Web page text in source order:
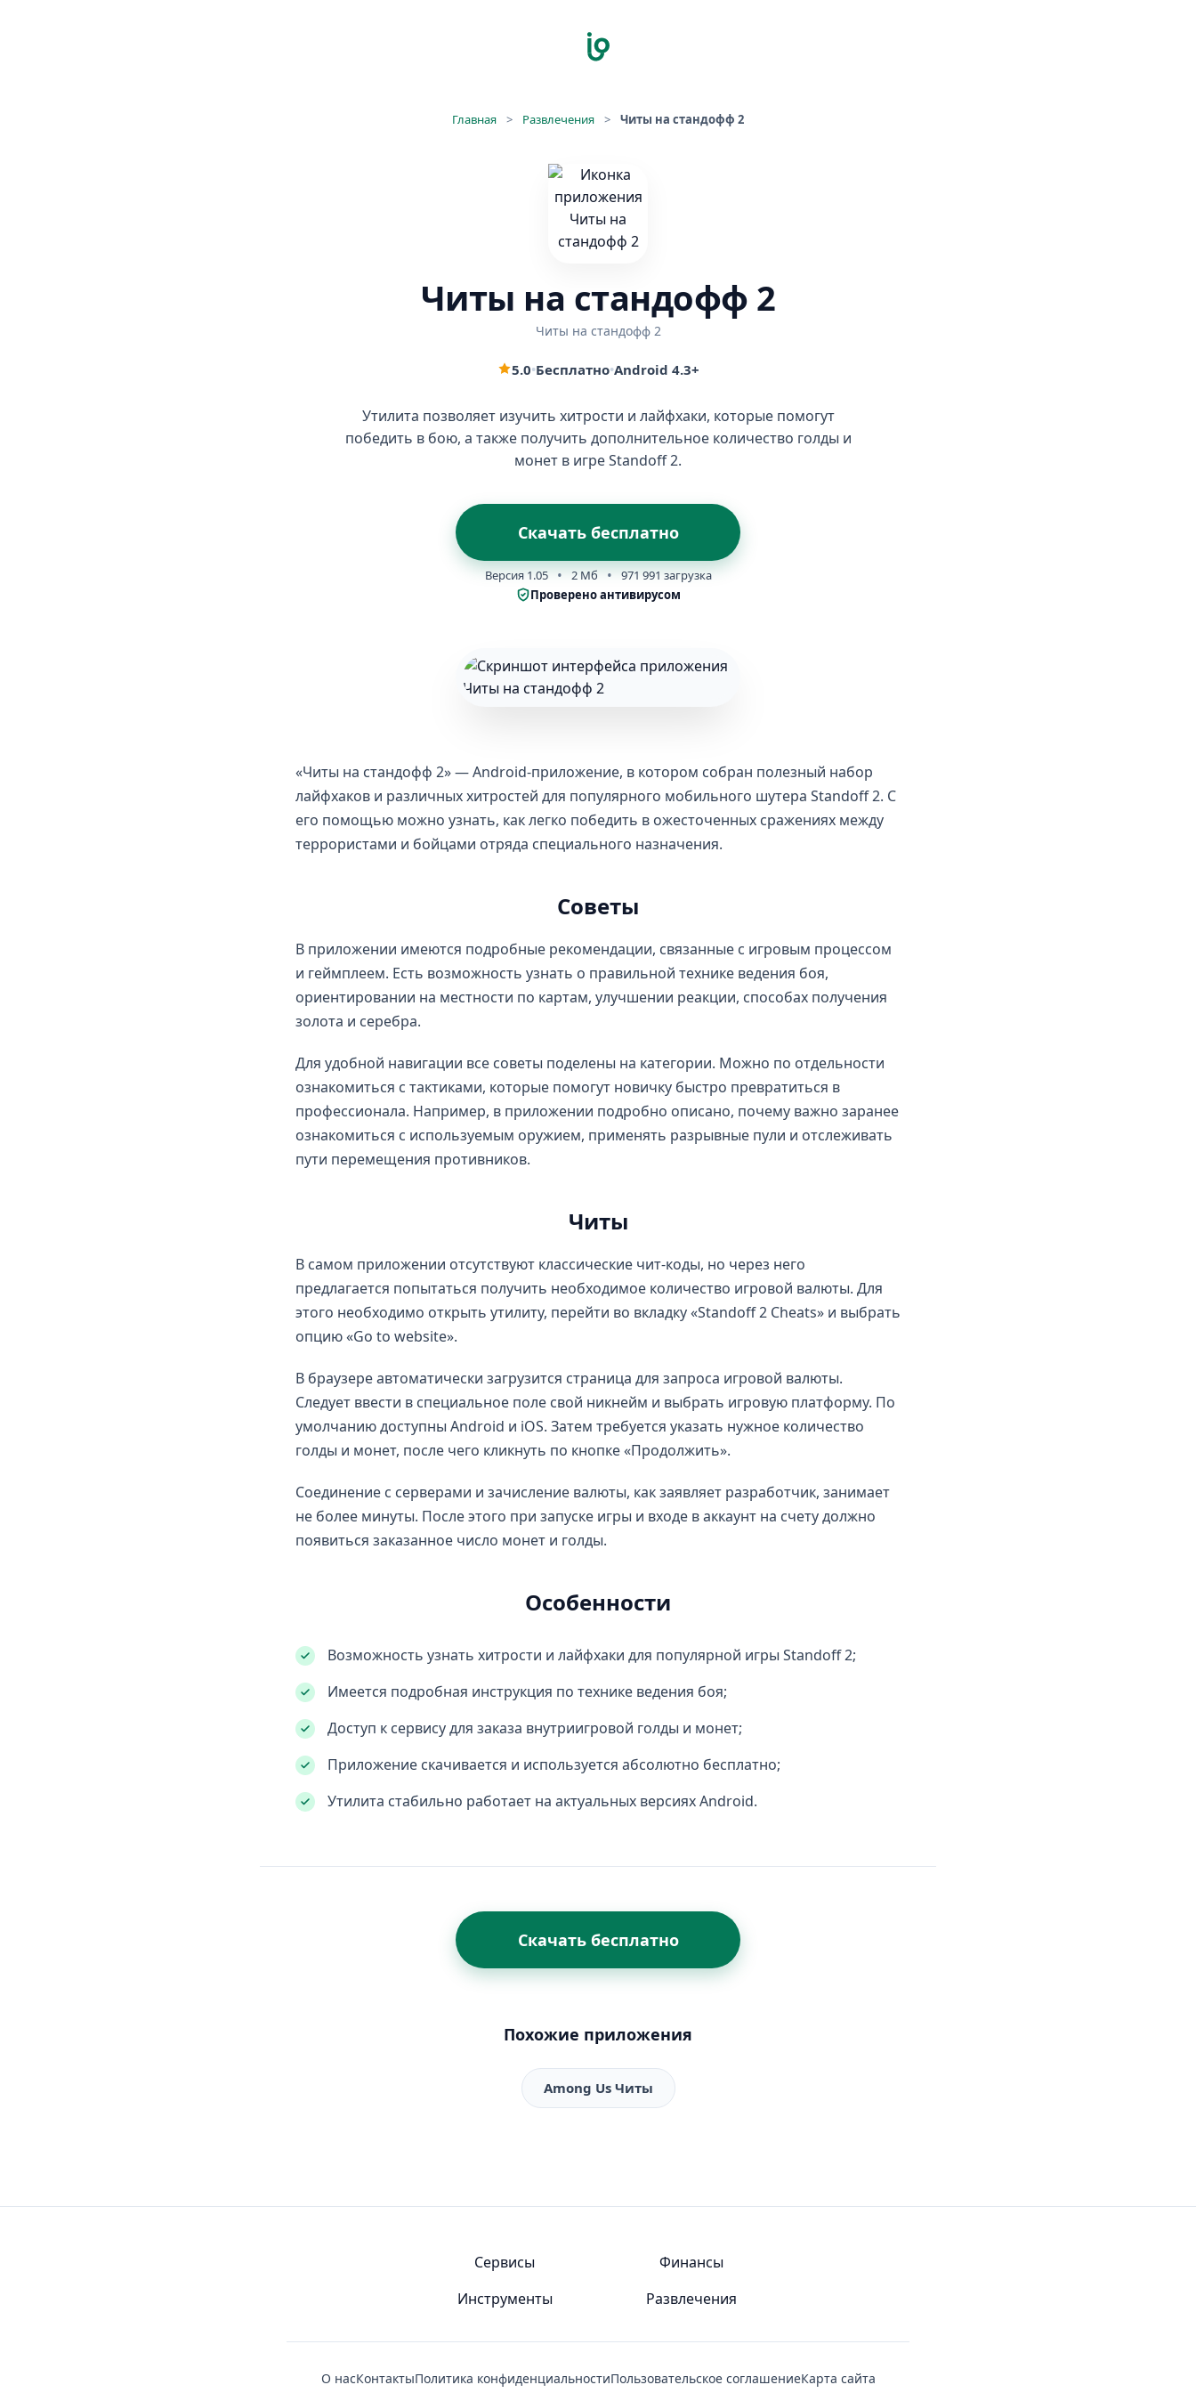
Главная > Развлечения > Читы на стандофф 2
Читы на стандофф 2
Читы на стандофф 2
5.0•Бесплатно•Android 4.3+
Утилита позволяет изучить хитрости и лайфхаки, которые помогут
победить в бою, а также получить дополнительное количество голды и
монет в игре Standoff 2.
Скачать бесплатно
Версия 1.05 2 Мб
971 991 загрузка
Проверено антивирусом
«Читы на стандофф 2» — Android-приложение, в котором собран полезный набор
лайфхаков и различных хитростей для популярного мобильного шутера Standoff 2. С
его помощью можно узнать, как легко победить в ожесточенных сражениях между
террористами и бойцами отряда специального назначения.
Советы
В приложении имеются подробные рекомендации, связанные с игровым процессом
и геймплеем. Есть возможность узнать о правильной технике ведения боя,
ориентировании на местности по картам, улучшении реакции, способах получения
золота и серебра.
Для удобной навигации все советы поделены на категории. Можно по отдельности
ознакомиться с тактиками, которые помогут новичку быстро превратиться в
профессионала. Например, в приложении подробно описано, почему важно заранее
ознакомиться с используемым оружием, применять разрывные пули и отслеживать
пути перемещения противников.
Читы
В самом приложении отсутствуют классические чит-коды, но через него
предлагается попытаться получить необходимое количество игровой валюты. Для
этого необходимо открыть утилиту, перейти во вкладку «Standoff 2 Cheats» и выбрать
опцию «Go to website».
В браузере автоматически загрузится страница для запроса игровой валюты.
Следует ввести в специальное поле свой никнейм и выбрать игровую платформу. По
умолчанию доступны Android и iOS. Затем требуется указать нужное количество
голды и монет, после чего кликнуть по кнопке «Продолжить».
Соединение с серверами и зачисление валюты, как заявляет разработчик, занимает
не более минуты. После этого при запуске игры и входе в аккаунт на счету должно
появиться заказанное число монет и голды.
Особенности
Возможность узнать хитрости и лайфхаки для популярной игры Standoff 2;
Имеется подробная инструкция по технике ведения боя;
Доступ к сервису для заказа внутриигровой голды и монет;
Приложение скачивается и используется абсолютно бесплатно;
Утилита стабильно работает на актуальных версиях Android.
Скачать бесплатно
Похожие приложения
Among Us Читы
Сервисы
Финансы
Инструменты
Развлечения
О насКонтактыПолитика конфиденциальностиПользовательское соглашениеКарта сайта